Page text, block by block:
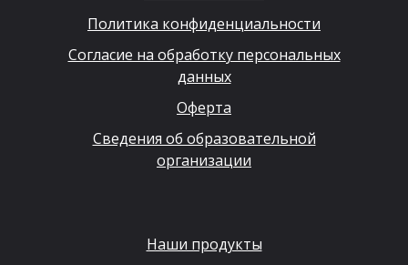
Политика конфиденциальности
Согласие на обработку персональных
данных
Оферта
Сведения об образовательной
организации
Наши продукты